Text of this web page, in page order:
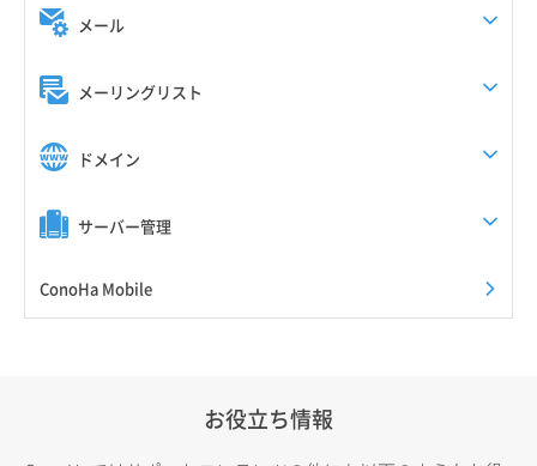
メール
メーリングリスト
ドメイン
サーバー管理
ConoHa Mobile
お役立ち情報